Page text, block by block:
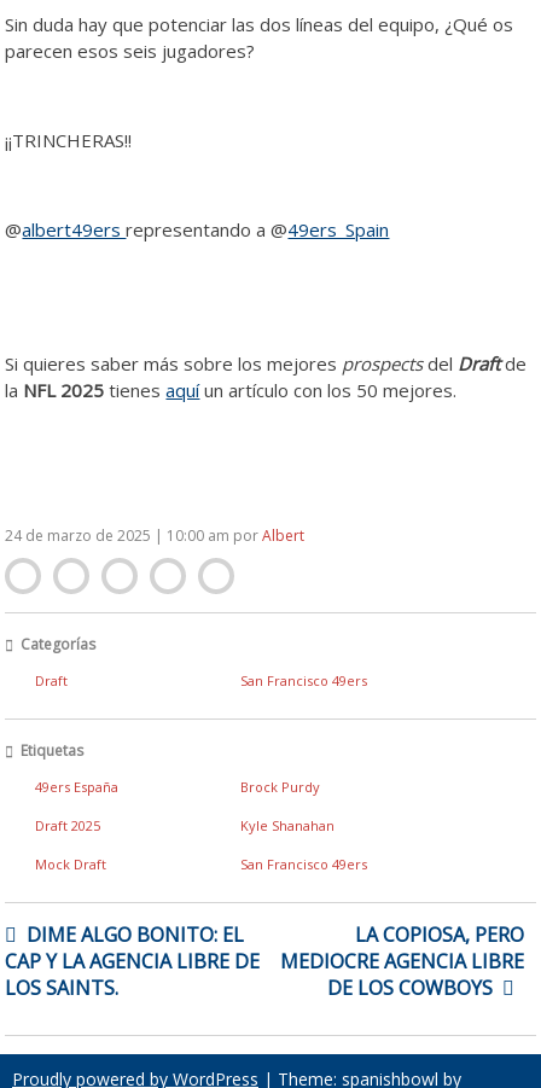
Sin duda hay que potenciar las dos líneas del equipo, ¿Qué os
parecen esos seis jugadores?
¡¡TRINCHERAS!!
@albert49ersrepresentando a @49ers_Spain
Si quieres saber más sobre los mejores prospectsdel Draftde
la NFL 2025 tienesaquíun artículo con los 50 mejores.
24 de marzo de 2025 | 10:00 am porAlbert
Categorías
Draft San Francisco 49ers
Etiquetas
49ers España Brock Purdy
Draft 2025 Kyle Shanahan
Mock Draft San Francisco 49ers
NAVEGACIÓN
DE
ENTRADAS
DIME ALGO BONITO: EL
CAP Y LA AGENCIA LIBRE DE
LOS SAINTS.
LA COPIOSA, PERO
MEDIOCRE AGENCIA LIBRE
DE LOS COWBOYS
Proudly powered by WordPress | Theme: spanishbowl by